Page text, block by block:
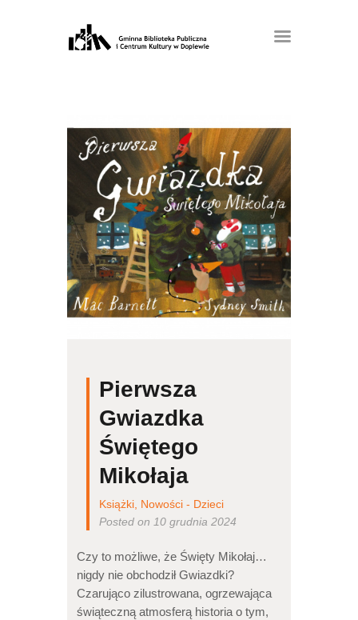
Pierwsza
Gwiazdka
Świętego
Mikołaja
Książki Nowości - Dzieci
Posted on 10 grudnia 2024
Czy to możliwe, że Święty Mikołaj…
nigdy nie obchodził Gwiazdki?
Czarująco zilustrowana, ogrzewająca
świąteczną atmosferą historia o tym,